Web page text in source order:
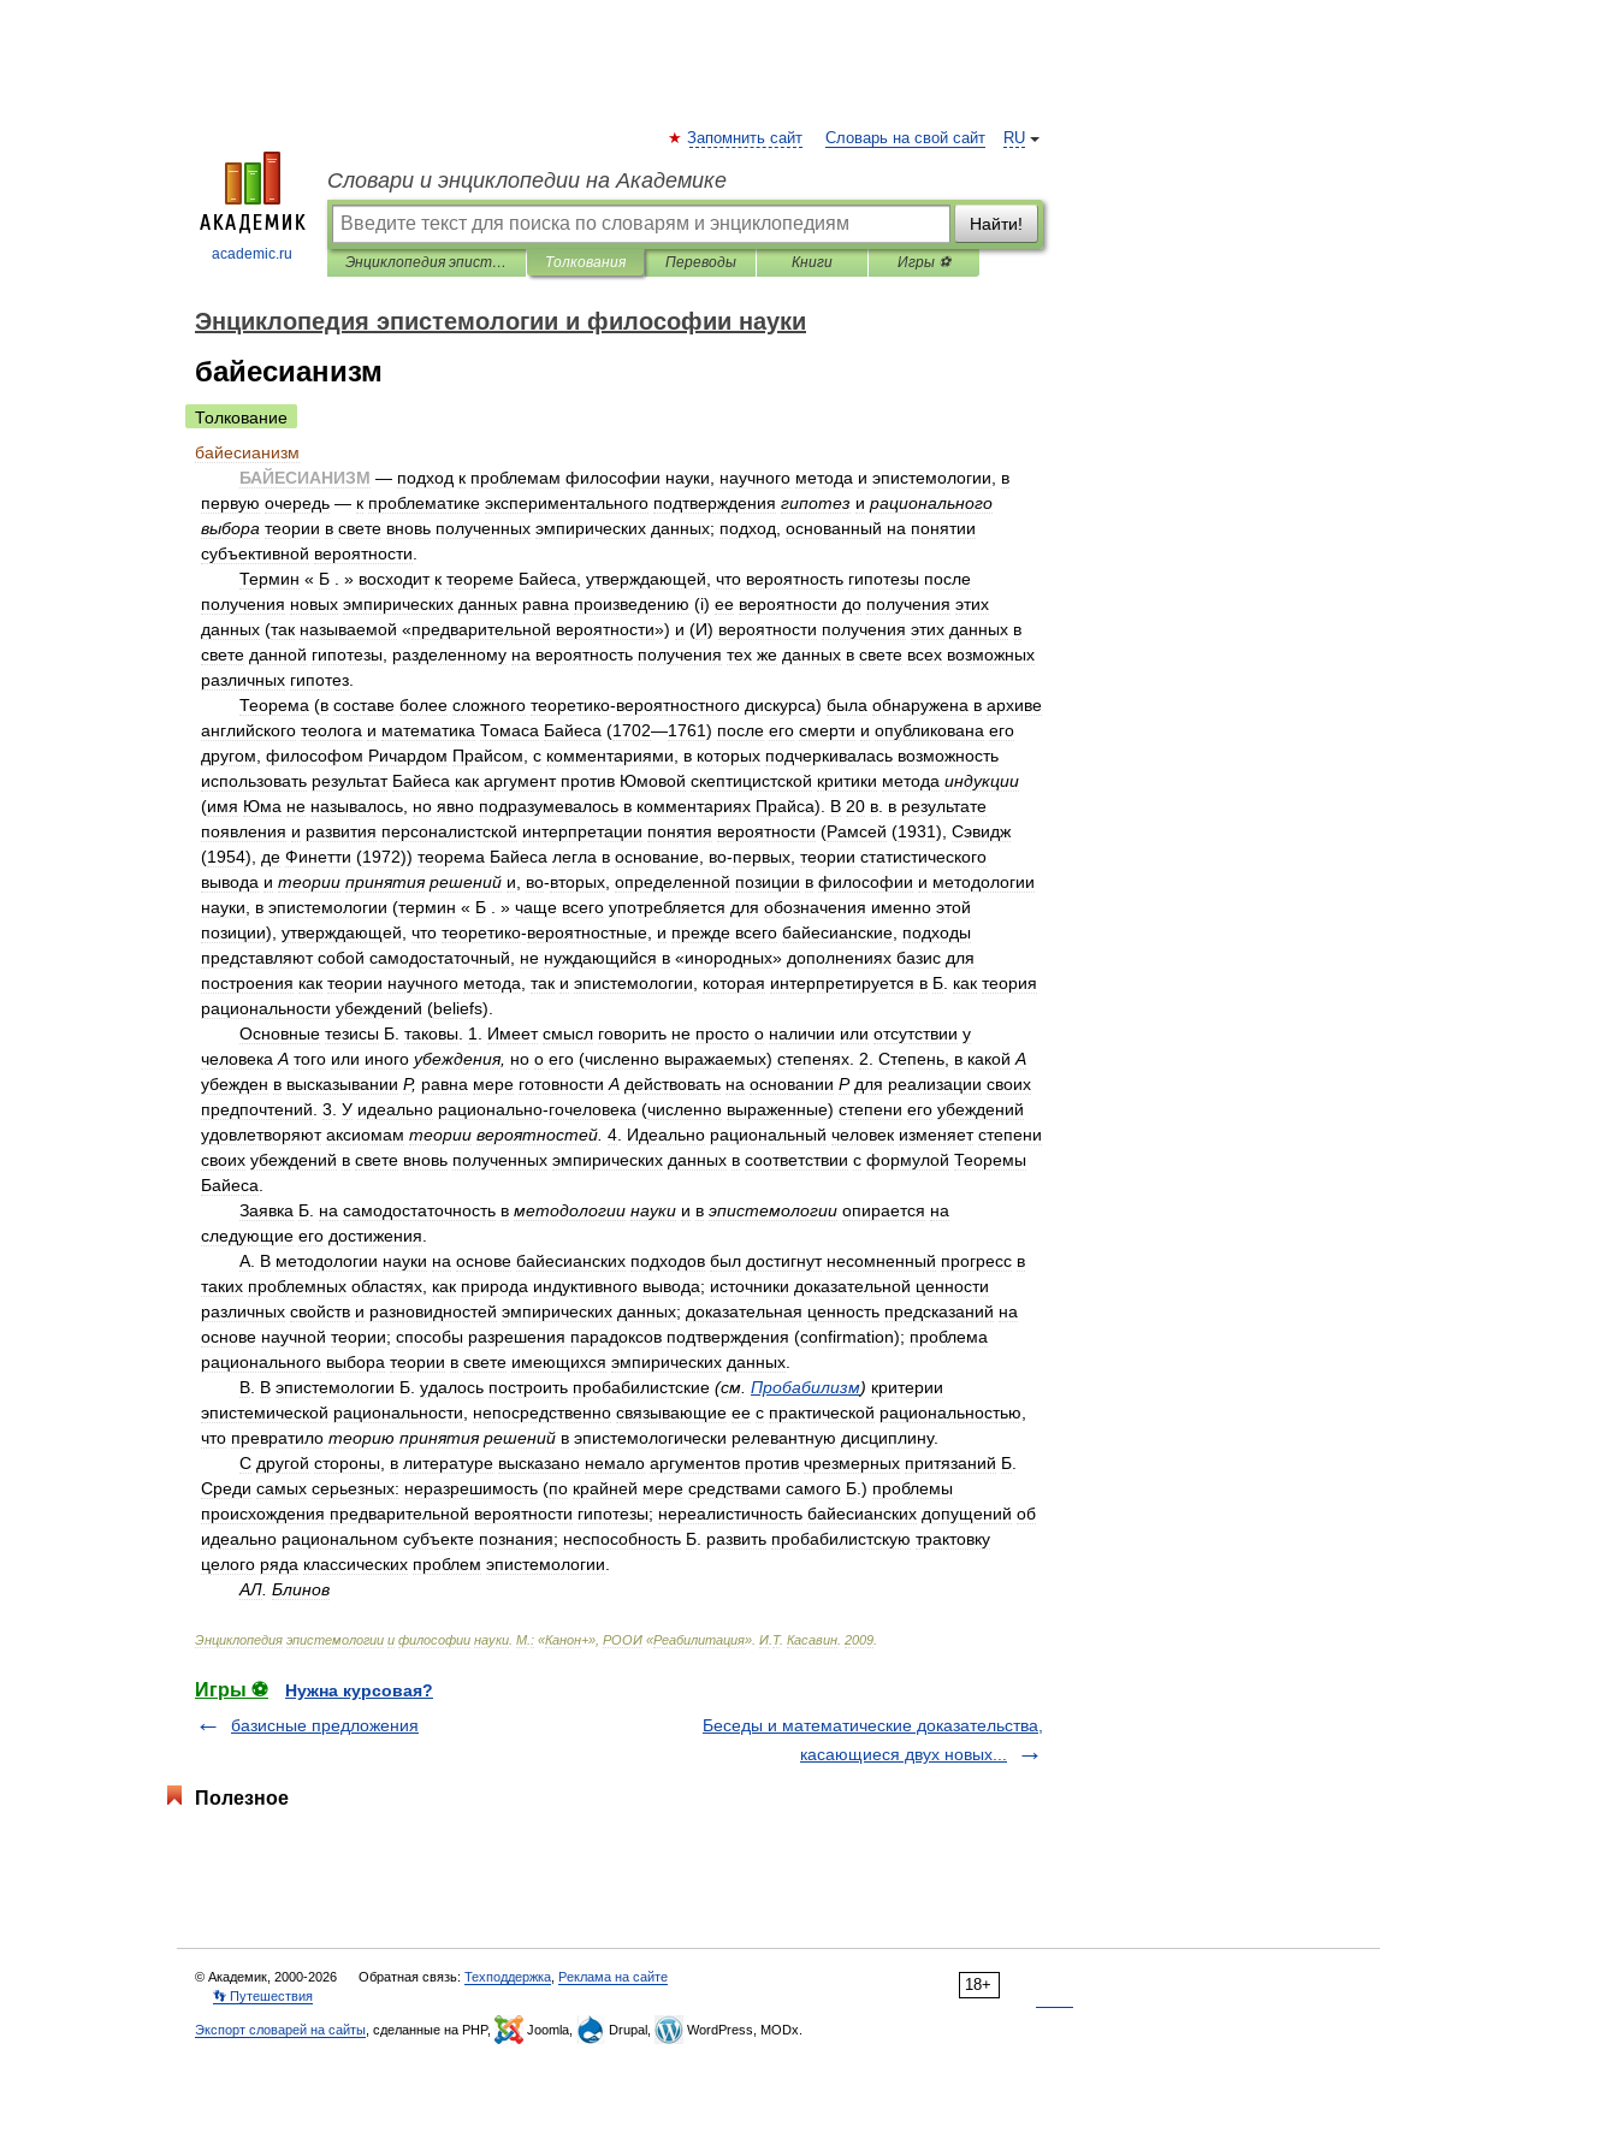
academic.ru
RU
Запомнить сайт Словарь на свой сайт
Словари и энциклопедии на Академике
Найти!
Энциклопедия эпистемологии и философии науки Толкования Переводы Книги Игры ⚽
Энциклопедия эпистемологии и философии науки
байесианизм
Толкование
байесианизм
БАЙЕСИАНИЗМ — подход к проблемам философии науки научного метода и эпистемологии
в
первую очередь — к проблематике экспериментального подтверждения гипотез и рационального
выбора теории в свете вновь полученных эмпирических данных; подход основанный на понятии
субъективной вероятности
Термин « Б . » восходит к теореме Байеса утверждающей что вероятность гипотезы после
получения новых эмпирических данных равна произведению (i) ее вероятности до получения этих
данных (так называемой «предварительной вероятности») и (И) вероятности получения этих данных в
свете данной гипотезы разделенному на вероятность получения тех же данных в свете всех возможных
различных гипотез
Теорема (в составе более сложного теоретико-вероятностного дискурса) была обнаружена в архиве
английского теолога и математика Томаса Байеса (1702—1761) после его смерти и опубликована его
другом философом Ричардом Прайсом с комментариями в которых подчеркивалась возможность
использовать результат Байеса как аргумент против Юмовой скептицистской критики метода индукции
(имя Юма не называлось но явно подразумевалось в комментариях Прайса). В 20 в в результате
появления и развития персоналистской интерпретации понятия вероятности (Рамсей (1931), Сэвидж
(1954), де Финетти (1972)) теорема Байеса легла в основание во-первых теории статистического
вывода и теории принятия решений и во-вторых определенной позиции в философии и методологии
науки
в эпистемологии (термин « Б . » чаще всего употребляется для обозначения именно этой
позиции), утверждающей что теоретико-вероятностные и прежде всего байесианские подходы
представляют собой самодостаточный не нуждающийся в «инородных» дополнениях базис для
построения как теории научного метода так и эпистемологии которая интерпретируется в Б как теория
рациональности убеждений (beliefs).
Основные тезисы Б таковы 1 Имеет смысл говорить не просто о наличии или отсутствии у
человека А того или иного убеждения, но о его (численно выражаемых) степенях 2 Степень в какой А
убежден в высказывании Р, равна мере готовности А действовать на основании Р для реализации своих
предпочтений 3 У идеально рационально-гочеловека (численно выраженные) степени его убеждений
удовлетворяют аксиомам теории вероятностей 4 Идеально рациональный человек изменяет степени
своих убеждений в свете вновь полученных эмпирических данных в соответствии с формулой Теоремы
Байеса
Заявка Б на самодостаточность в методологии науки и в эпистемологии опирается на
следующие его достижения
А В методологии науки на основе байесианских подходов был достигнут несомненный прогресс в
таких проблемных областях как природа индуктивного вывода; источники доказательной ценности
различных свойств и разновидностей эмпирических данных; доказательная ценность предсказаний на
основе научной теории; способы разрешения парадоксов подтверждения (confirmation); проблема
рационального выбора теории в свете имеющихся эмпирических данных
В В эпистемологии Б удалось построить пробабилистские (см Пробабилизм) критерии
эпистемической рациональности непосредственно связывающие ее с практической рациональностью
что превратило теорию принятия решений в эпистемологически релевантную дисциплину.
С другой стороны в литературе высказано немало аргументов против чрезмерных притязаний Б
Среди самых серьезных: неразрешимость (по крайней мере средствами самого Б .) проблемы
происхождения предварительной вероятности гипотезы; нереалистичность байесианских допущений об
идеально рациональном субъекте познания; неспособность Б развить пробабилистскую трактовку
целого ряда классических проблем эпистемологии
АЛ Блинов
Энциклопедия эпистемологии и философии науки М : «Канон+», РООИ «Реабилитация» И Т. Касавин 2009
Игры ⚽
Нужна курсовая?
базисные предложения
Беседы и математические доказательства,
касающиеся двух новых...
Полезное
18+
© Академик, 2000-2026 Обратная связь: Техподдержка Реклама на сайте
👣 Путешествия
Экспорт словарей на сайты , сделанные на PHP, Joomla, Drupal, WordPress, MODx.